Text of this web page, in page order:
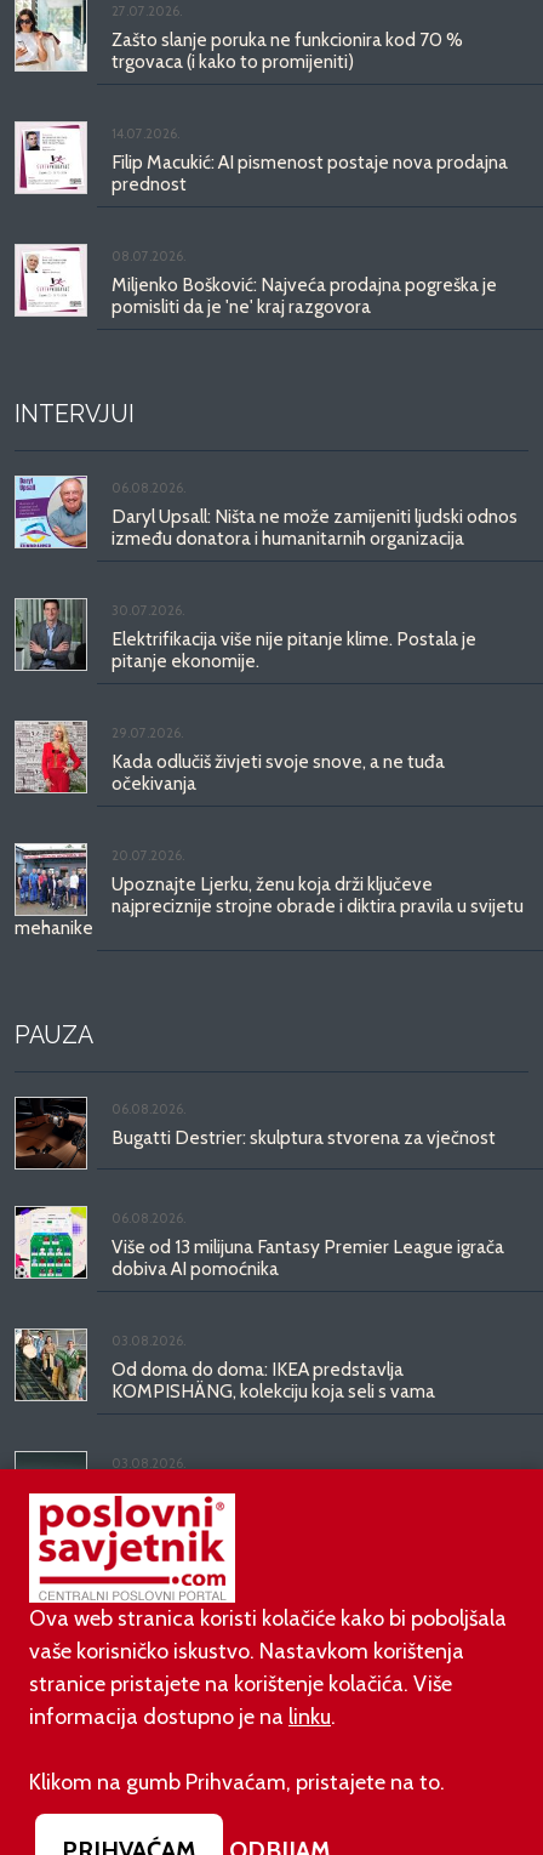
27.07.2026.
Zašto slanje poruka ne funkcionira kod 70 %
trgovaca (i kako to promijeniti)
14.07.2026.
Filip Macukić: AI pismenost postaje nova prodajna
prednost
08.07.2026.
Miljenko Bošković: Najveća prodajna pogreška je
pomisliti da je 'ne' kraj razgovora
INTERVJUI
06.08.2026.
Daryl Upsall: Ništa ne može zamijeniti ljudski odnos
između donatora i humanitarnih organizacija
30.07.2026.
Elektrifikacija više nije pitanje klime. Postala je
pitanje ekonomije.
29.07.2026.
Kada odlučiš živjeti svoje snove, a ne tuđa
očekivanja
20.07.2026.
Upoznajte Ljerku, ženu koja drži ključeve
najpreciznije strojne obrade i diktira pravila u svijetu
mehanike
PAUZA
06.08.2026.
Bugatti Destrier: skulptura stvorena za vječnost
06.08.2026.
Više od 13 milijuna Fantasy Premier League igrača
dobiva AI pomoćnika
03.08.2026.
Od doma do doma: IKEA predstavlja
KOMPISHÄNG, kolekciju koja seli s vama
03.08.2026.
Kineski BYD predstavio luksuznu limuzinu veću od
Mercedesove S-klase, obećava domet do 1.000
kilometara
Footer menu
O nama Impressum Uvjeti korištenja
Ova web stranica koristi kolačiće kako bi poboljšala
vaše korisničko iskustvo. Nastavkom korištenja
stranice pristajete na korištenje kolačića. Više
informacija dostupno je na linku.
Klikom na gumb Prihvaćam, pristajete na to.